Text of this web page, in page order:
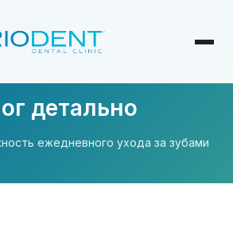
детально
ежедневного ухода за зубами